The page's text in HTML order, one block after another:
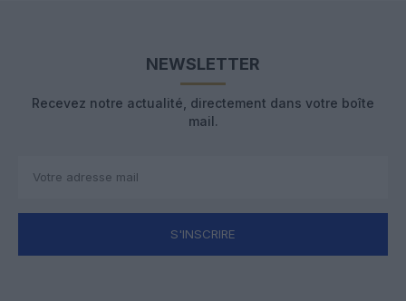
NEWSLETTER
Recevez notre actualité, directement dans votre boîte
mail.
S'INSCRIRE